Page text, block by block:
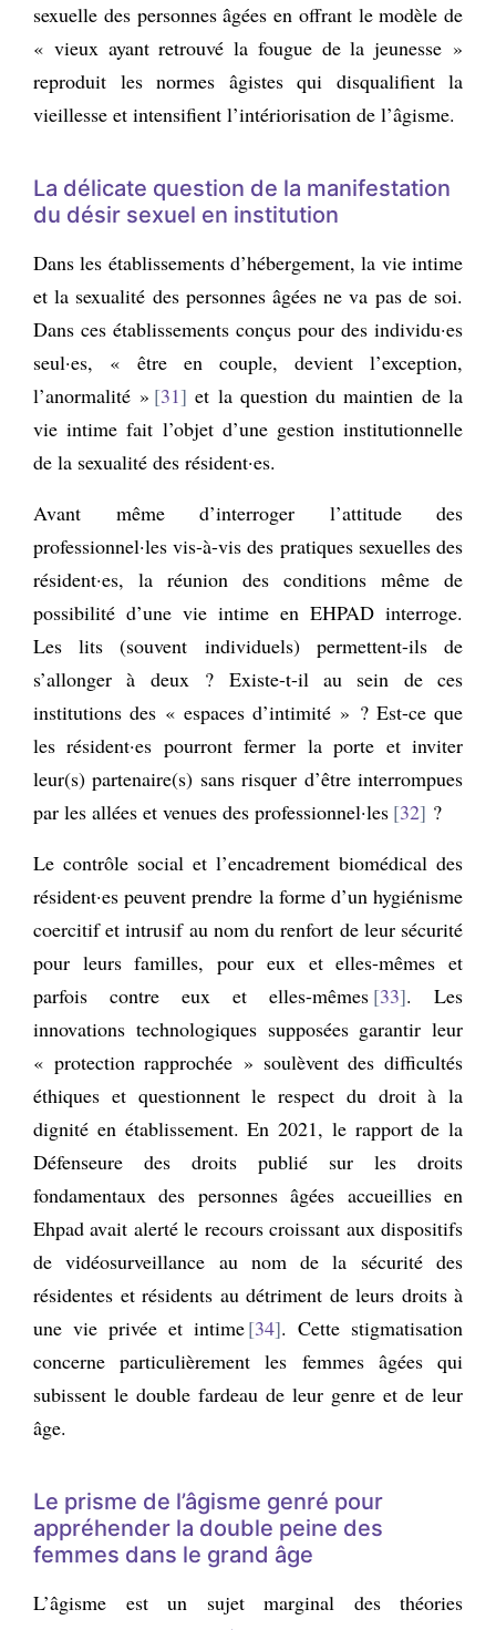
sexuelle des personnes âgées en offrant le modèle de
« vieux ayant retrouvé la fougue de la jeunesse »
reproduit les normes âgistes qui disqualifient la
vieillesse et intensifient l’intériorisation de l’âgisme.
La délicate question de la manifestation
du désir sexuel en institution
Dans les établissements d’hébergement, la vie intime
et la sexualité des personnes âgées ne va pas de soi.
Dans ces établissements conçus pour des individu·es
seul·es, « être en couple, devient l’exception,
l’anormalité » 31
et la question du maintien de la
vie intime fait l’objet d’une gestion institutionnelle
de la sexualité des résident·es.
Avant même d’interroger l’attitude des
professionnel·les vis-à-vis des pratiques sexuelles des
résident·es, la réunion des conditions même de
possibilité d’une vie intime en EHPAD interroge.
Les lits (souvent individuels) permettent-ils de
s’allonger à deux ? Existe-t-il au sein de ces
institutions des « espaces d’intimité » ? Est-ce que
les résident·es pourront fermer la porte et inviter
leur(s) partenaire(s) sans risquer d’être interrompues
par les allées et venues des professionnel·les 32 ?
Le contrôle social et l’encadrement biomédical des
résident·es peuvent prendre la forme d’un hygiénisme
coercitif et intrusif au nom du renfort de leur sécurité
pour leurs familles, pour eux et elles-mêmes et
parfois contre eux et elles-mêmes 33 . Les
innovations technologiques supposées garantir leur
« protection rapprochée » soulèvent des difficultés
éthiques et questionnent le respect du droit à la
dignité en établissement. En 2021, le rapport de la
Défenseure des droits publié sur les droits
fondamentaux des personnes âgées accueillies en
Ehpad avait alerté le recours croissant aux dispositifs
de vidéosurveillance au nom de la sécurité des
résidentes et résidents au détriment de leurs droits à
une vie privée et intime 34 . Cette stigmatisation
concerne particulièrement les femmes âgées qui
subissent le double fardeau de leur genre et de leur
âge.
Le prisme de l’âgisme genré pour
appréhender la double peine des
femmes dans le grand âge
L’âgisme est un sujet marginal des théories